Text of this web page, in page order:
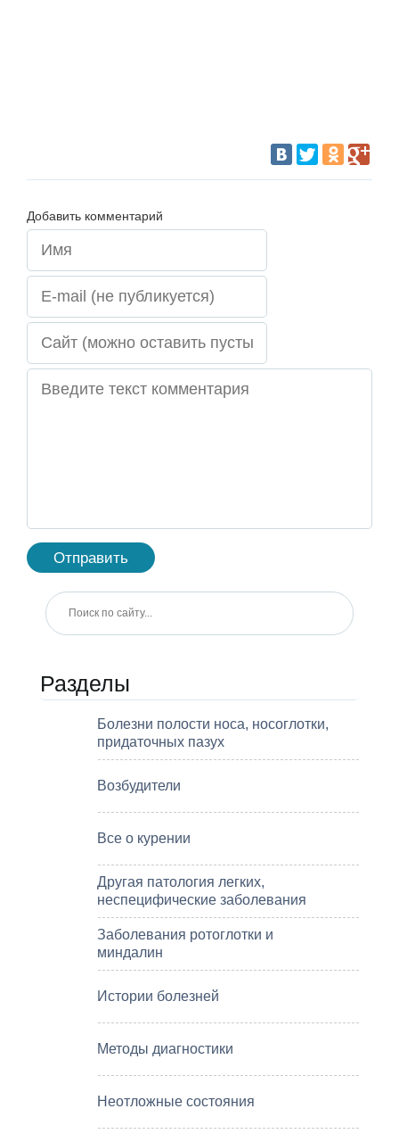
Добавить комментарий
Разделы
Болезни полости носа, носоглотки,
придаточных пазух
Возбудители
Все о курении
Другая патология легких,
неспецифические заболевания
Заболевания ротоглотки и
миндалин
Истории болезней
Методы диагностики
Неотложные состояния